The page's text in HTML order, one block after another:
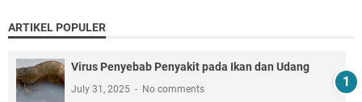
ARTIKEL POPULER
Virus Penyebab Penyakit pada Ikan dan Udang
July 31, 2025 No comments